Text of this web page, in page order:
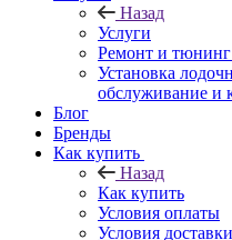
Назад
Услуги
Ремонт и
Установка
обслуживание и
Блог
Бренды
Как купить
Назад
Как купить
Условия оплаты
Условия доставки